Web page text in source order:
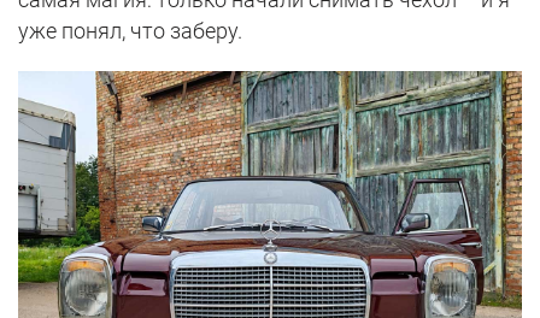
уже понял, что заберу.